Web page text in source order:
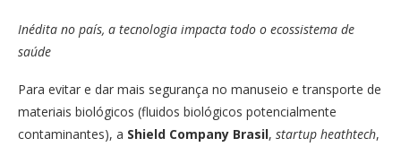
Inédita no país, a tecnologia impacta todo o ecossistema de
saúde
Para evitar e dar mais segurança no manuseio e transporte de
materiais biológicos (fluidos biológicos potencialmente
contaminantes), a Shield Company Brasil, startup heathtech,